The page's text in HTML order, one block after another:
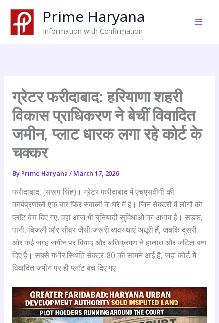
content
Prime Haryana
Information with Confirmation
ग्रेटर फरीदाबाद: हरियाणा शहरी
विकास प्राधिकरण ने बेचीं विवादित
जमीन, प्लाट धारक लगा रहे कोर्ट के
चक्कर
By Prime Haryana / March 17, 2026
फरीदाबाद, (सरूप सिंह)। ग्रेटर फरीदाबाद में एचएसवीपी की
कार्यप्रणाली एक बार फिर सवालों के घेरे में है। जिन सेक्टरों में लोगों को
प्लॉट बेच दिए गए, वहां आज भी बुनियादी सुविधाओं का अभाव है। सड़क,
पानी, बिजली और सीवर जैसी जरूरी व्यवस्थाएं अधूरी हैं, जबकि दूसरी
ओर कई जगह जमीन पर विवाद और अतिक्रमण ने हालात और जटिल बना
दिए हैं। सबसे गंभीर स्थिति सेक्टर-80 की सामने आई है, जहां कोर्ट में
विवादित जमीन पर ही प्लॉट बेच दिए गए।